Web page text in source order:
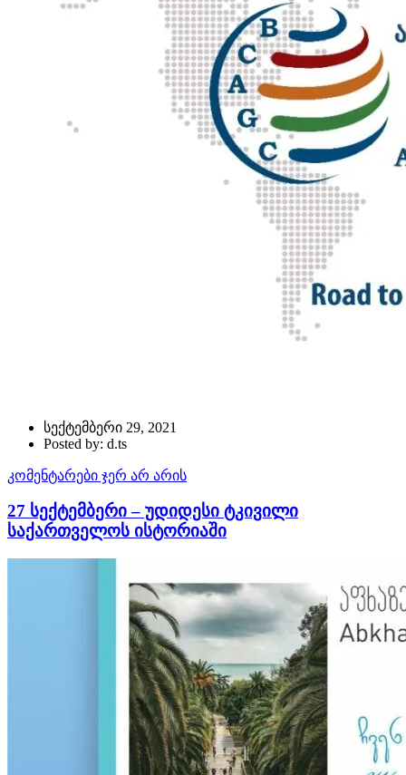
სექტემბერი 29, 2021
Posted by: d.ts
კომენტარები ჯერ არ არის
27 სექტემბერი – უდიდესი ტკივილი
საქართველოს ისტორიაში